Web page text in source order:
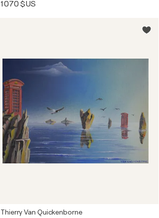
1 070 $US
Thierry Van Quickenborne